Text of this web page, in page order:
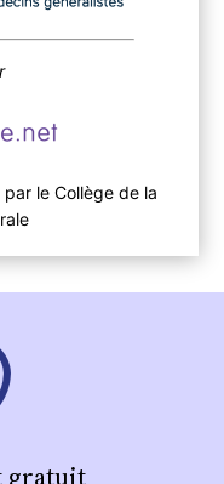
le Collège de la
gratuit